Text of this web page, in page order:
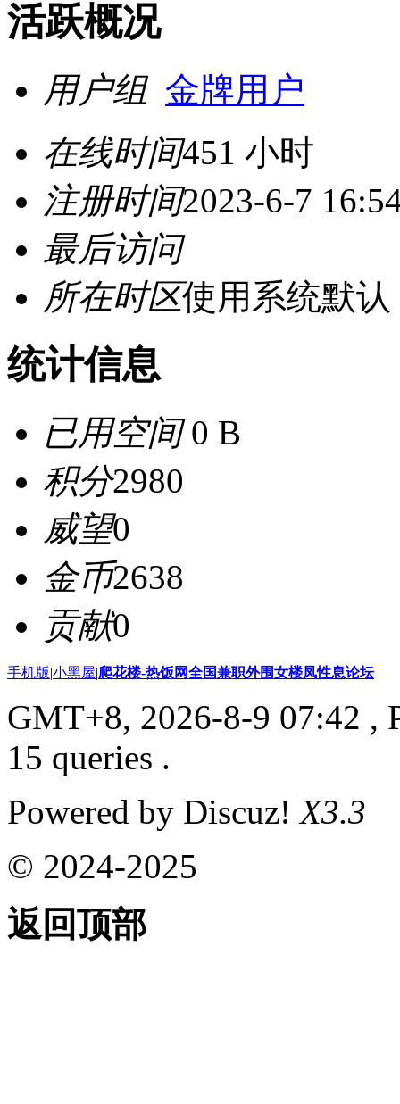
活跃概况
用户组 金牌用户
在线时间451 小时
注册时间2023-6-7
最后访问
所在时区使用系统默认
统计信息
已用空间0 B
积分2980
威望0
金币2638
贡献0
手机版|小黑屋|爬花楼-热饭网全国兼职外围女楼凤性息论坛
GMT+8, 2026-8-9 07:42 ,
15 queries .
Powered by Discuz!X3.3
© 2024-2025
返回顶部